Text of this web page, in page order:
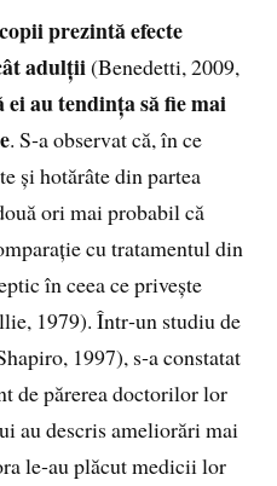
prezintă efecte
adulții(Benedetti, 2009,
au tendința să fie mai
. S‑a observat că, în ce
și hotărâte din partea
ori mai probabil că
cu tratamentul din
în ceea ce privește
1979). Într‑un studiu de
1997), s‑a constatat
de părerea doctorilor lor
au descris ameliorări mai
le‑au plăcut medicii lor